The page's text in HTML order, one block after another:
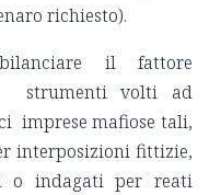
richiesto).
bilanciare il fattore
strumenti volti ad
imprese mafiose tali,
interposizioni fittizie,
o indagati per reati